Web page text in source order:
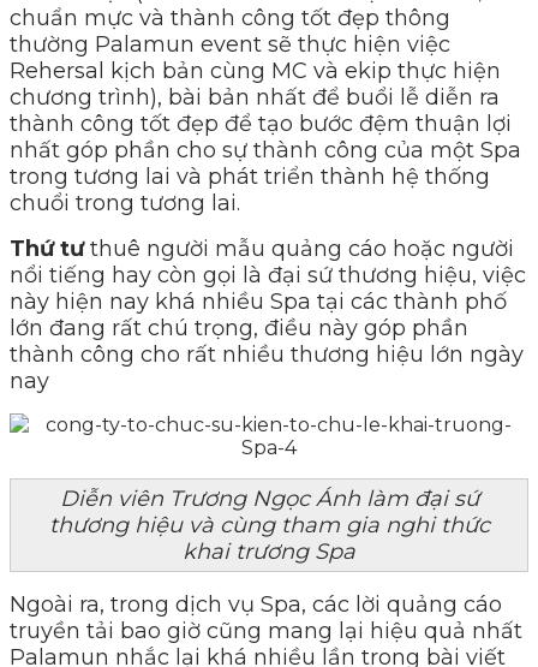
chuẩn mực và thành công tốt đẹp thông
thường Palamun event sẽ thực hiện việc
Rehersal kịch bản cùng MC và ekip thực hiện
chương trình), bài bản nhất để buổi lễ diễn ra
thành công tốt đẹp để tạo bước đệm thuận lợi
nhất góp phần cho sự thành công của một Spa
trong tương lai và phát triển thành hệ thống
chuổi trong tương lai.
Thứ tưthuê người mẫu quảng cáo hoặc người
nổi tiếng hay còn gọi là đại sứ thương hiệu, việc
này hiện nay khá nhiều Spa tại các thành phố
lớn đang rất chú trọng, điều này góp phần
thành công cho rất nhiều thương hiệu lớn ngày
nay
Diễn viên Trương Ngọc Ánh làm đại sứ
thương hiệu và cùng tham gia nghi thức
khai trương Spa
Ngoài ra, trong dịch vụ Spa, các lời quảng cáo
truyền tải bao giờ cũng mang lại hiệu quả nhất
Palamun nhắc lại khá nhiều lần trong bài viết